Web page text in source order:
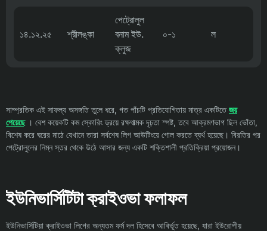
১৪.১২.২৫ শ্রীলঙ্কা
পেট্রোলুল
বনাম ইউ.
ক্লুজ
০-১ ল
সাম্প্রতিক এই সাফল্য অসঙ্গতি তুলে ধরে, গত পাঁচটি প্রতিযোগিতায় মাত্র একটিতেজয়
পেয়েছে। বেশ কয়েকটি কম স্কোরিং ড্রয়ে রক্ষণাত্মক দৃঢ়তা স্পষ্ট, তবে আক্রমণভাগ ছিল ভোঁতা,
বিশেষ করে ঘরের মাঠে যেখানে তারা সর্বশেষ লিগ আউটিংয়ে গোল করতে ব্যর্থ হয়েছে। বিরতির পর
পেট্রোলুলের নিম্ন স্তর থেকে উঠে আসার জন্য একটি শক্তিশালী প্রতিক্রিয়া প্রয়োজন।
ইউনিভার্সিটিটা ক্রাইওভা ফলাফল
ইউনিভার্সিটিয়া ক্রাইওভা লিগের অন্যতম ফর্ম দল হিসেবে আবির্ভূত হয়েছে, যারা ইউরোপীয়